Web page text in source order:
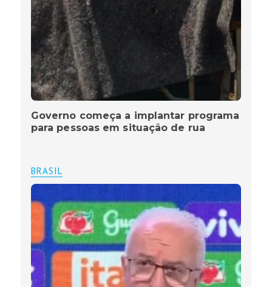
Governo começa a implantar programa
para pessoas em situação de rua
BRASIL